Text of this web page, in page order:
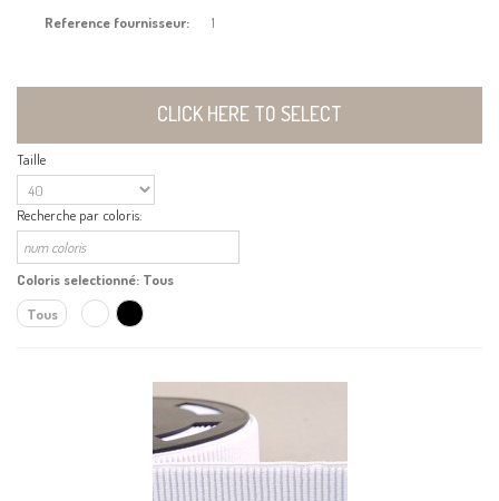
Reference fournisseur: 1
CLICK HERE TO SELECT
Taille
Recherche par coloris:
Coloris selectionné: Tous
Tous